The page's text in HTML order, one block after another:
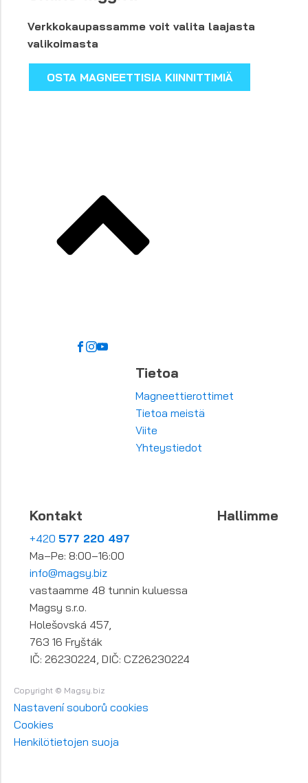
Verkkokaupassamme voit valita laajasta
valikoimasta
OSTA MAGNEETTISIA KIINNITTIMIÄ
Tietoa
Magneettierottimet
Tietoa meistä
Viite
Yhteystiedot
Kontakt
+420 577 220 497
Ma–Pe: 8:00–16:00
info@magsy.biz
vastaamme 48 tunnin kuluessa
Magsy s.r.o.
Holešovská 457,
763 16 Fryšták
IČ: 26230224, DIČ: CZ26230224
Hallimme
Copyright © Magsy.biz
Nastavení souborů cookies
Cookies
Henkilötietojen suoja